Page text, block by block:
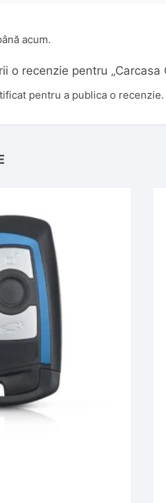
acum.
o recenzie pentru
pentru a publica o recenzie.